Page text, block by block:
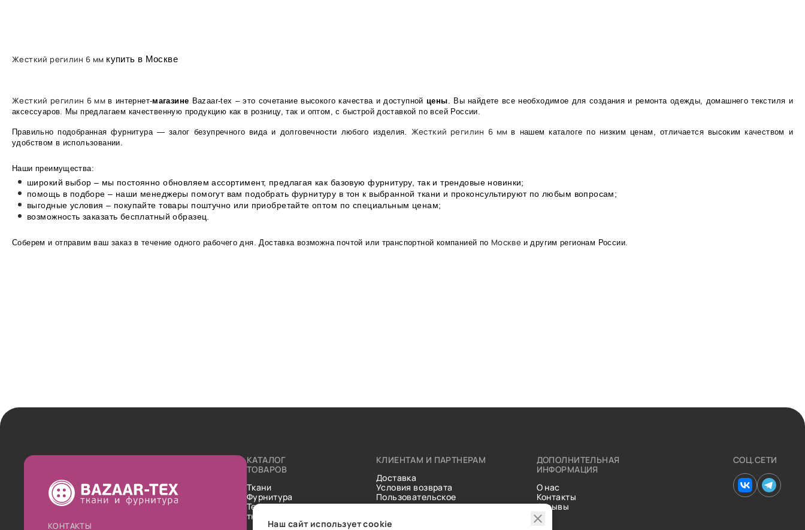
Жесткий регилин 6 мм купить в Москве
Жесткий регилин 6 ммв интернет-магазине Bazaar-tex – это сочетание высокого качества и доступной цены. Вы найдете все необходимое для создания и ремонта одежды, домашнего текстиля и
аксессуаров. Мы предлагаем качественную продукцию как в розницу, так и оптом, с быстрой доставкой по всей России.
Правильно подобранная фурнитура — залог безупречного вида и долговечности любого изделия. Жесткий регилин 6 ммв нашем каталоге по низким ценам, отличается высоким качеством и
удобством в использовании.
Наши преимущества:
широкий выбор – мы постоянно обновляем ассортимент, предлагая как базовую фурнитуру, так и трендовые новинки;
помощь в подборе – наши менеджеры помогут вам подобрать фурнитуру в тон к выбранной ткани и проконсультируют по любым вопросам;
выгодные условия – покупайте товары поштучно или приобретайте оптом по специальным ценам;
возможность заказать бесплатный образец.
Соберем и отправим ваш заказ в течение одного рабочего дня. Доставка возможна почтой или транспортной компанией по Москве и другим регионам России.
КОНТАКТЫ
КАТАЛОГ
ТОВАРОВ
Ткани
Фурнитура
Технические
ткани
КЛИЕНТАМ И ПАРТНЕРАМ
Доставка
Условия возврата
Пользовательское
соглашение
Статьи
ДОПОЛНИТЕЛЬНАЯ
ИНФОРМАЦИЯ
О нас
Контакты
Отзывы
СОЦ.СЕТИ
Наш сайт использует cookie